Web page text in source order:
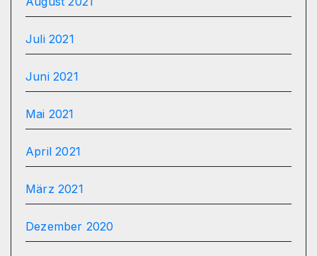
Juli 2021
Juni 2021
Mai 2021
April 2021
März 2021
Dezember 2020